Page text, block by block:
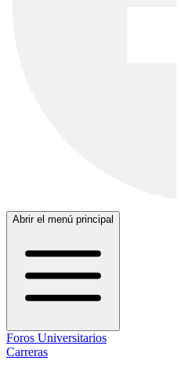
Abrir el menú principal
Foros Universitarios
Carreras